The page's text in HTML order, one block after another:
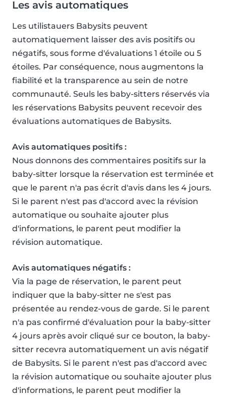
Les avis automatiques
Les utilistauers Babysits peuvent
automatiquement laisser des avis positifs ou
négatifs, sous forme d'évaluations 1 étoile ou 5
étoiles. Par conséquence, nous augmentons la
fiabilité et la transparence au sein de notre
communauté. Seuls les baby-sitters réservés via
les réservations Babysits peuvent recevoir des
évaluations automatiques de Babysits.
Avis automatiques positifs :
Nous donnons des commentaires positifs sur la
baby-sitter lorsque la réservation est terminée et
que le parent n'a pas écrit d'avis dans les 4 jours.
Si le parent n'est pas d'accord avec la révision
automatique ou souhaite ajouter plus
d'informations, le parent peut modifier la
révision automatique.
Avis automatiques négatifs :
Via la page de réservation, le parent peut
indiquer que la baby-sitter ne s'est pas
présentée au rendez-vous de garde. Si le parent
n'a pas confirmé d'évaluation pour la baby-sitter
4 jours après avoir cliqué sur ce bouton, la baby-
sitter recevra automatiquement un avis négatif
de Babysits. Si le parent n'est pas d'accord avec
la révision automatique ou souhaite ajouter plus
d'informations, le parent peut modifier la